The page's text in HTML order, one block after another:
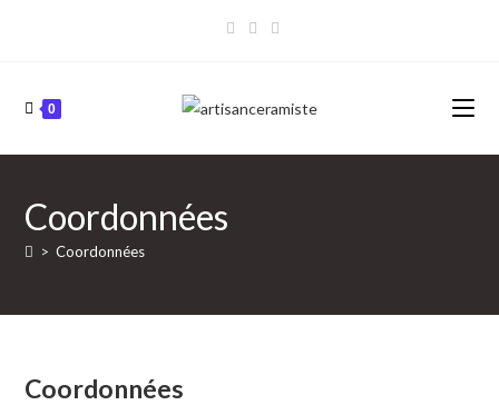
0
Coordonnées
> Coordonnées
Coordonnées